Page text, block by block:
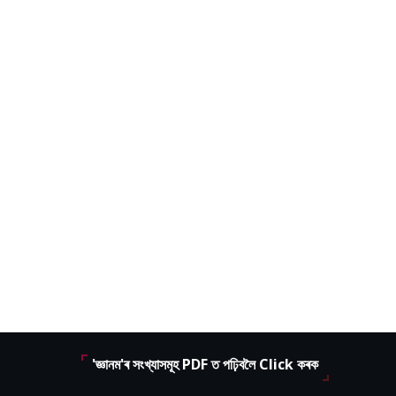
'জ্ঞানম'ৰ সংখ্যাসমূহ PDF ত পঢ়িবলৈ Click কৰক